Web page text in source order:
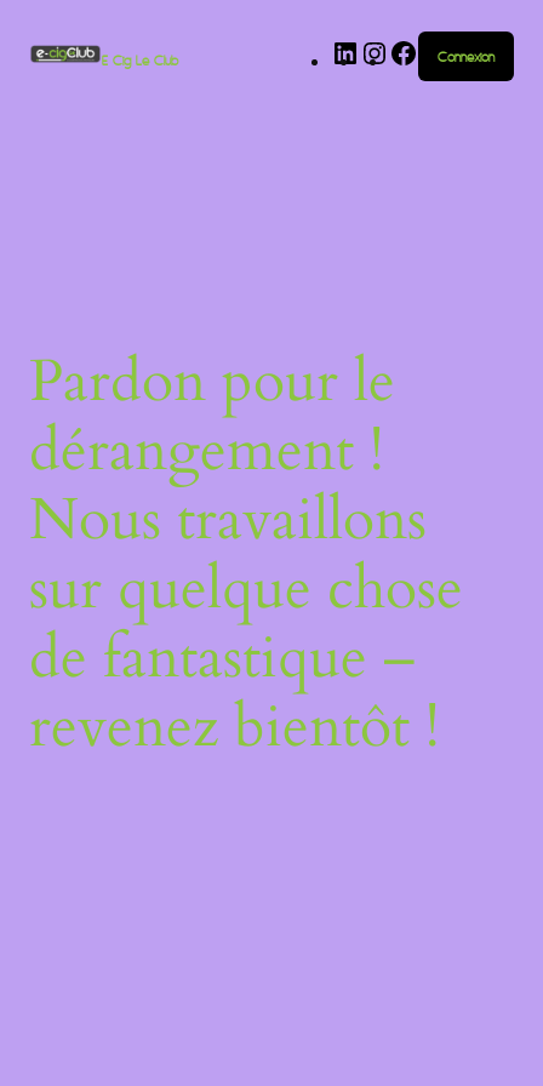
E-Cig Le Club Connexion
Pardon pour le
dérangement !
Nous travaillons
sur quelque chose
de fantastique –
revenez bientôt !